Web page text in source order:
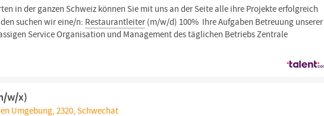
in der ganzen Schweiz können Sie mit uns an der Seite alle ihre Projekte erfolgreich
suchen wir eine/n: Restaurantleiter(m/w/d) 100% ​ Ihre Aufgaben Betreuung unserer
Service Organisation und Management des täglichen Betriebs Zentrale
w/x)
Umgebung, 2320, Schwechat